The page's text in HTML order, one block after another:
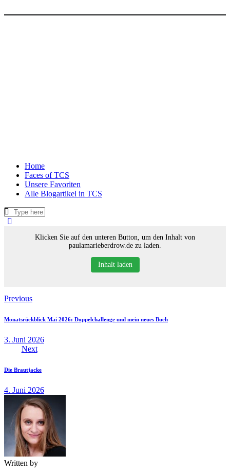
Home
Faces of TCS
Unsere Favoriten
Alle Blogartikel in TCS
Klicken Sie auf den unteren Button, um den Inhalt von
paulamarieberdrow.de zu laden.
Inhalt laden
Beitragsnavigation
Previous
Monatsrückblick Mai 2026: Doppelchallenge und mein neues Buch
3. Juni 2026
Next
Die Brautjacke
4. Juni 2026
Written by